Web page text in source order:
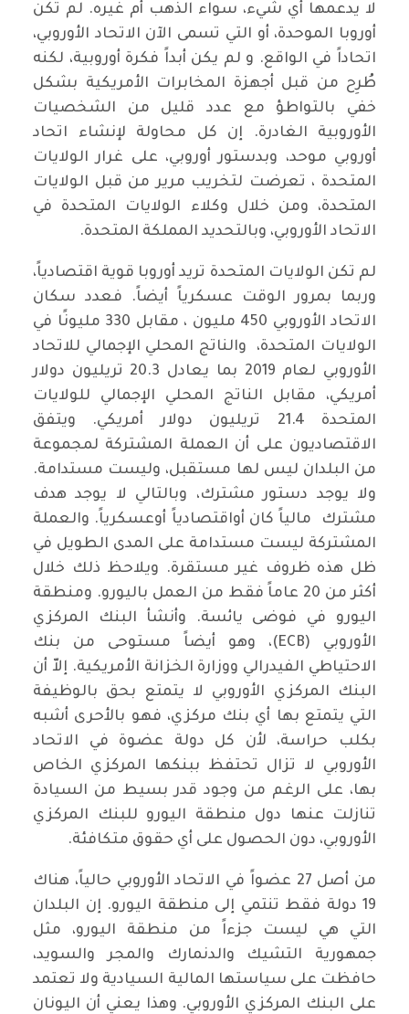
لا يدعمها أي شيء، سواء الذهب أم غيره. لم تكن
أوروبا الموحدة، أو التي تسمى الآن الاتحاد الأوروبي،
اتحاداً في الواقع. و لم يكن أبداً فكرة أوروبية، لكنه
طُرِح من قبل أجهزة المخابرات الأمريكية بشكل
خفي بالتواطؤ مع عدد قليل من الشخصيات
الأوروبية الغادرة. إن كل محاولة لإنشاء اتحاد
أوروبي موحد، وبدستور أوروبي، على غرار الولايات
المتحدة ، تعرضت لتخريب مرير من قبل الولايات
المتحدة، ومن خلال وكلاء الولايات المتحدة في
الاتحاد الأوروبي، وبالتحديد المملكة المتحدة.
لم تكن الولايات المتحدة تريد أوروبا قوية اقتصادياً،
وربما بمرور الوقت عسكرياً أيضاً. فعدد سكان
الاتحاد الأوروبي 450 مليون ، مقابل 330 مليونًا في
الولايات المتحدة، والناتج المحلي الإجمالي للاتحاد
الأوروبي لعام 2019 بما يعادل 20.3 تريليون دولار
أمريكي، مقابل الناتج المحلي الإجمالي للولايات
المتحدة 21.4 تريليون دولار أمريكي. ويتفق
الاقتصاديون على أن العملة المشتركة لمجموعة
من البلدان ليس لها مستقبل، وليست مستدامة.
ولا يوجد دستور مشترك، وبالتالي لا يوجد هدف
مشترك مالياً كان أواقتصادياً أوعسكرياً. والعملة
المشتركة ليست مستدامة على المدى الطويل في
ظل هذه ظروف غير مستقرة. ويلاحظ ذلك خلال
أكثر من 20 عاماً فقط من العمل باليورو. ومنطقة
اليورو في فوضى يائسة. وأنشأ البنك المركزي
الأوروبي (ECB)، وهو أيضاً مستوحى من بنك
الاحتياطي الفيدرالي ووزارة الخزانة الأمريكية. إلاّ أن
البنك المركزي الأوروبي لا يتمتع بحق بالوظيفة
التي يتمتع بها أي بنك مركزي، فهو بالأحرى أشبه
بكلب حراسة، لأن كل دولة عضوة في الاتحاد
الأوروبي لا تزال تحتفظ ببنكها المركزي الخاص
بها، على الرغم من وجود قدر بسيط من السيادة
تنازلت عنها دول منطقة اليورو للبنك المركزي
الأوروبي، دون الحصول على أي حقوق متكافئة.
من أصل 27 عضواً في الاتحاد الأوروبي حالياً، هناك
19 دولة فقط تنتمي إلى منطقة اليورو. إن البلدان
التي هي ليست جزءاً من منطقة اليورو، مثل
جمهورية التشيك والدنمارك والمجر والسويد،
حافظت على سياستها المالية السيادية ولا تعتمد
على البنك المركزي الأوروبي. وهذا يعني أن اليونان